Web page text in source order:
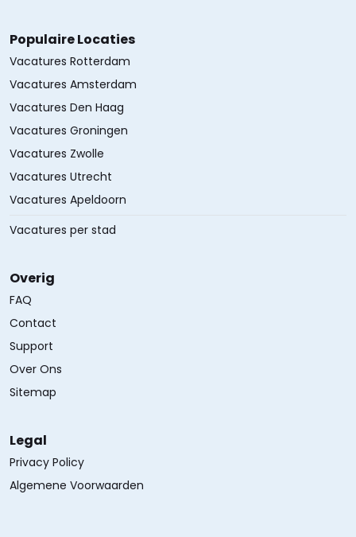
Populaire Locaties
Vacatures Rotterdam
Vacatures Amsterdam
Vacatures Den Haag
Vacatures Groningen
Vacatures Zwolle
Vacatures Utrecht
Vacatures Apeldoorn
Vacatures per stad
Overig
FAQ
Contact
Support
Over Ons
Sitemap
Legal
Privacy Policy
Algemene Voorwaarden